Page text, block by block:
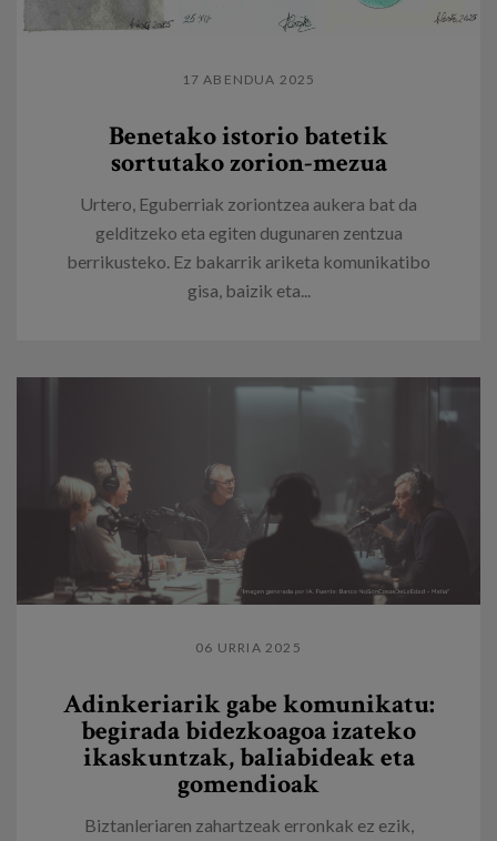
17 ABENDUA 2025
Benetako istorio batetik
sortutako zorion-mezua
Urtero, Eguberriak zoriontzea aukera bat da
gelditzeko eta egiten dugunaren zentzua
berrikusteko. Ez bakarrik ariketa komunikatibo
gisa, baizik eta...
06 URRIA 2025
Adinkeriarik gabe komunikatu:
begirada bidezkoagoa izateko
ikaskuntzak, baliabideak eta
gomendioak
Biztanleriaren zahartzeak erronkak ez ezik,